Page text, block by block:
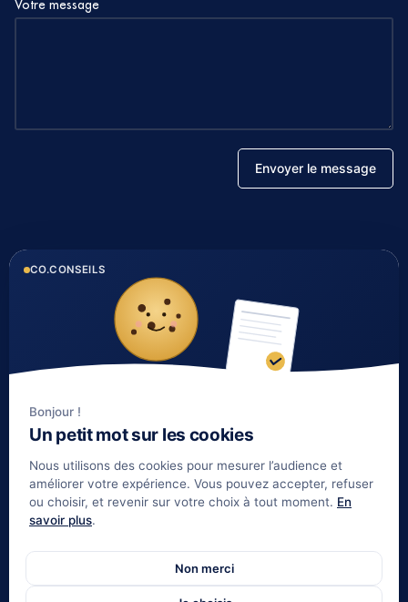
Votre message
Envoyer le message
© Copyright 2026 - coconseils.fr
1 rue du Golf 33 700
Tél : 05 35 54 22 54
QUI SOMMES-NOUS ?
Histoire et valeurs
Nos partenaires
Nos tarifs immobilier
Informations complémentaires
Mentions légales
CO.CONSEILS
Bonjour !
Un petit mot sur les cookies
Nous utilisons des cookies pour mesurer l’audience et
améliorer votre expérience. Vous pouvez accepter, refuser
ou choisir, et revenir sur votre choix à tout moment. En
savoir plus.
Non merci